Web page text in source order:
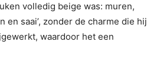
volledig beige was: muren,
saai’, zonder de charme die hij
waardoor het een